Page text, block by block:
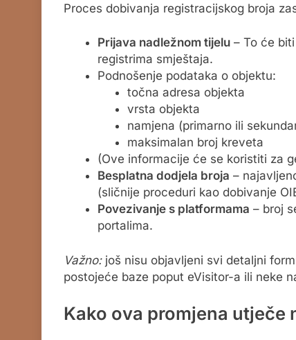
Proces dobivanja registracijskog broja
Prijava nadležnom tijelu– To će
registrima smještaja.
Podnošenje podataka o objektu:
točna adresa objekta
vrsta objekta
namjena (primarno ili
maksimalan broj kreveta
(Ove informacije će se koristiti za
Besplatna dodjela broja –
(sličnije proceduri kao dobivanje
Povezivanje s platformama – broj
portalima.
Važno:još nisu objavljeni svi detaljni
postojeće baze poput eVisitor-a ili neke
Kako ova promjena utječe